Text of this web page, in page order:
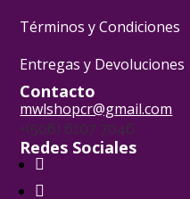
Términos y Condiciones
Entregas y Devoluciones
Contacto
mwlshopcr@gmail.com
+(506) 6107 7046
Redes Sociales